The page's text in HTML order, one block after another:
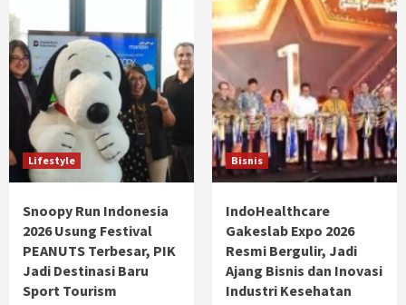
Lifestyle
Snoopy Run Indonesia
2026 Usung Festival
PEANUTS Terbesar, PIK
Jadi Destinasi Baru
Sport Tourism
Bisnis
IndoHealthcare
Gakeslab Expo 2026
Resmi Bergulir, Jadi
Ajang Bisnis dan Inovasi
Industri Kesehatan